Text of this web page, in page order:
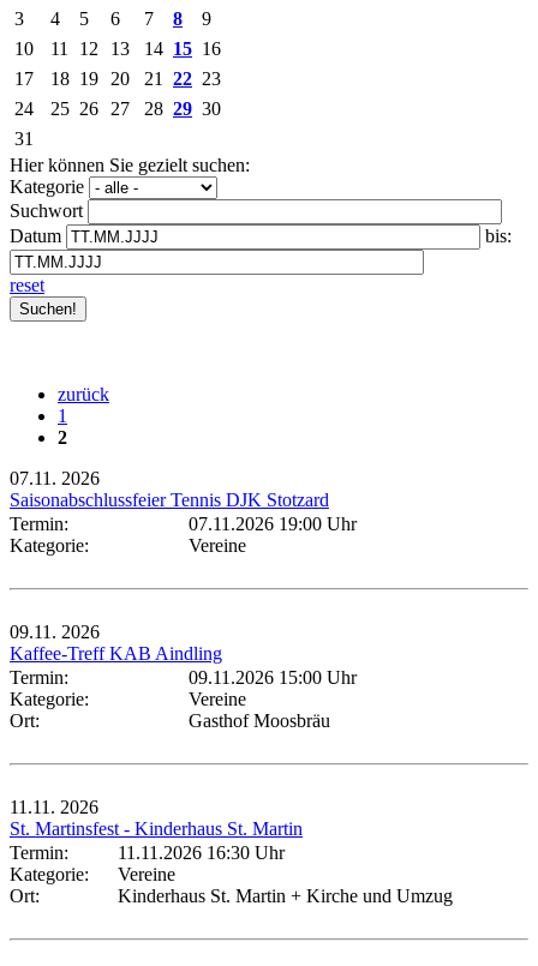
3 4 5 6 7 8
9
10
11 12 13 14 15 16
17
18 19 20 21 22 23
24
25 26 27 28 29 30
31
Hier können Sie gezielt suchen:
Kategorie
Suchwort
Datum
bis:
reset
zurück
1
2
07.11. 2026
Saisonabschlussfeier Tennis DJK Stotzard
Termin:
07.11.2026 19:00 Uhr
Kategorie:
Vereine
09.11. 2026
Kaffee-Treff KAB Aindling
Termin:
09.11.2026 15:00 Uhr
Kategorie:
Vereine
Ort:
Gasthof Moosbräu
11.11. 2026
St. Martinsfest - Kinderhaus St. Martin
Termin:
11.11.2026 16:30 Uhr
Kategorie:
Vereine
Ort:
Kinderhaus St. Martin + Kirche und Umzug